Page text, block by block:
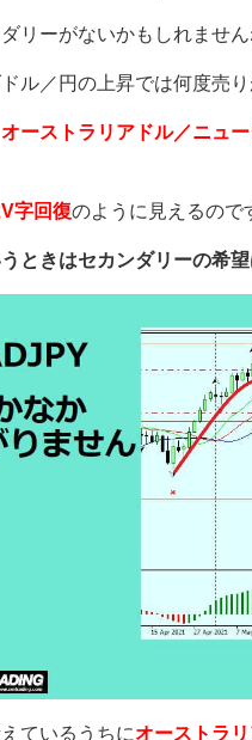
リーがないかもしれません
ル／円の上昇では何度売
オーストラリアドル／ニュ
字回復のように見えるので
ときはセカンダリーの希望
ているうちにオーストラ